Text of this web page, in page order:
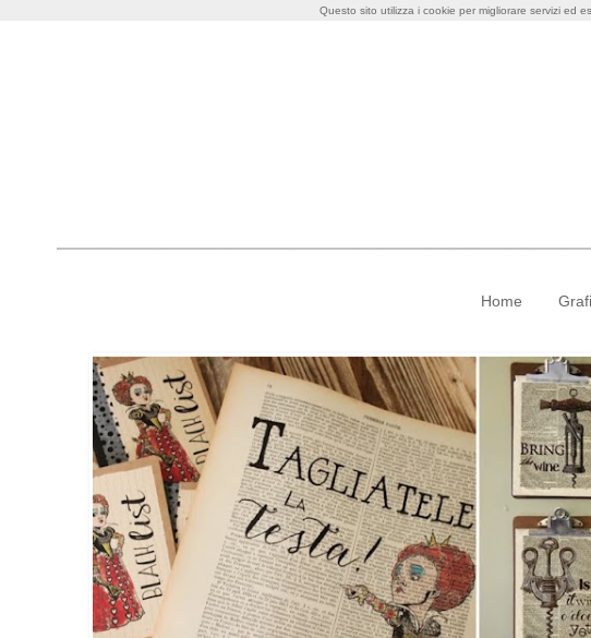
Home
Questo sito utilizza i cookie per migliorare servizi ed